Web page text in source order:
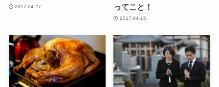
2017-04-27
ってこと！
2017-04-15